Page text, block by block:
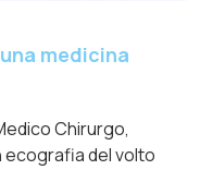
medicina
Chirurgo,
ecografia del volto